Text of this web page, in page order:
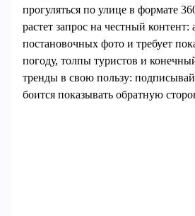
прогуляться по улице в формате
растет запрос на честный контент:
постановочных фото и требует
погоду, толпы туристов и
тренды в свою пользу:
боится показывать обратную